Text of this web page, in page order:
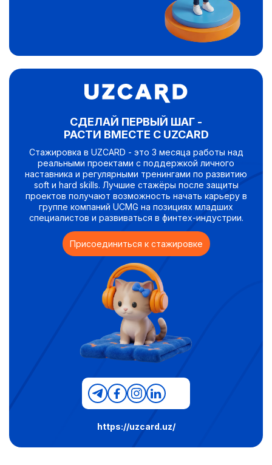
СДЕЛАЙ ПЕРВЫЙ ШАГ -
РАСТИ ВМЕСТЕ С UZCARD
Стажировка в UZCARD - это 3 месяца работы над
реальными проектами с поддержкой личного
наставника и регулярными тренингами по развитию
soft и hard skills. Лучшие стажёры после защиты
проектов получают возможность начать карьеру в
группе компаний UCMG на позициях младших
специалистов и развиваться в финтех-индустрии.
Присоединиться к стажировке
https://uzcard.uz/